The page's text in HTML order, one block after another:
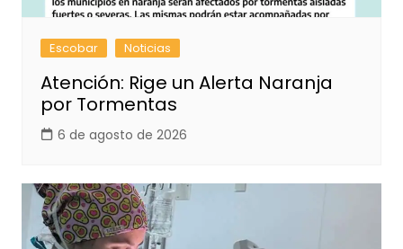
Escobar Noticias
Atención: Rige un Alerta Naranja
por Tormentas
6 de agosto de 2026